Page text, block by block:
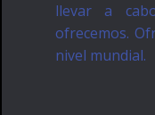
llevar a
ofrecemos.
nivel mundial.